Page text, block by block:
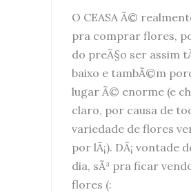
O CEASA Ã©
pra comprar flores,
do preÃ§o ser assim
baixo e tambÃ©m
lugar Ã© enorme (e
claro, por causa de
variedade de flores
por lÃ¡). DÃ¡ vontade
dia, sÃ³ pra ficar
flores (: